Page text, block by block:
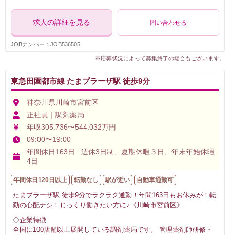
求人の詳細を見る 問い合わせる
JOBナンバー：JOB536505
※応募状況によって募集終了の場合もございます。
東急田園都市線 たまプラーザ駅 徒歩9分
神奈川県川崎市宮前区
正社員｜調剤薬局
年収305.736〜544.032万円
09:00〜19:00
年間休日163日 週休3日制、夏期休暇３日、年末年始休暇
4日
年間休日120日以上 転勤なし 駅が近い 自動車通勤可
たまプラーザ駅 徒歩9分でラクラク通勤！年間163日もお休みが！転
勤の心配ナシ！じっくり働きたい方に♪《川崎市宮前区》
◇企業特徴
全国に100店舗以上展開している調剤薬局です。 管理薬剤師研修・